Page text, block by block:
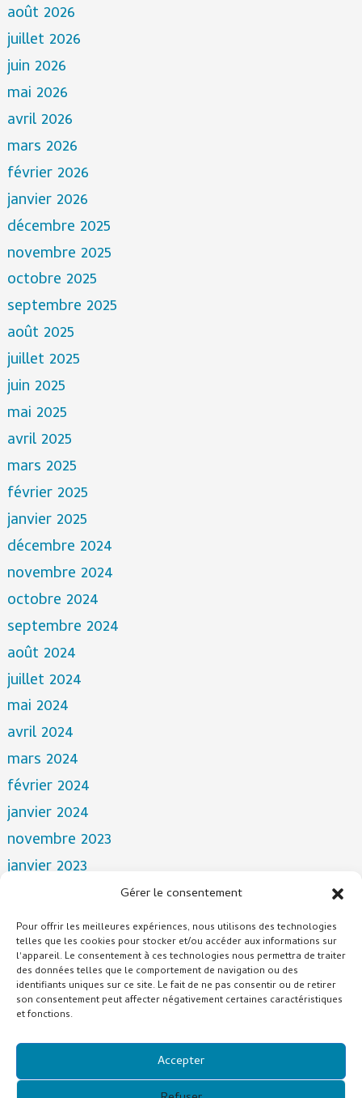
Gérer le consentement
Pour offrir les meilleures expériences, nous utilisons des technologies
telles que les cookies pour stocker et/ou accéder aux informations sur
l'appareil. Le consentement à ces technologies nous permettra de traiter
des données telles que le comportement de navigation ou des
identifiants uniques sur ce site. Le fait de ne pas consentir ou de retirer
son consentement peut affecter négativement certaines caractéristiques
et fonctions.
Accepter
août 2026
juillet 2026
juin 2026
mai 2026
avril 2026
mars 2026
février 2026
janvier 2026
décembre 2025
novembre 2025
octobre 2025
septembre 2025
août 2025
juillet 2025
juin 2025
mai 2025
avril 2025
mars 2025
février 2025
janvier 2025
décembre 2024
novembre 2024
octobre 2024
septembre 2024
août 2024
juillet 2024
mai 2024
avril 2024
mars 2024
février 2024
janvier 2024
novembre 2023
janvier 2023
avril 2022
mars 2022
décembre 2021
octobre 2021